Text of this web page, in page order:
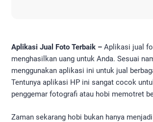
Aplikasi Jual Foto Terbaik – Aplikasi jual
menghasilkan uang untuk Anda. Sesuai
menggunakan aplikasi ini untuk jual
Tentunya aplikasi HP ini sangat cocok
penggemar fotografi atau hobi memotret
Zaman sekarang hobi bukan hanya